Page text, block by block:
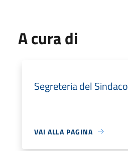
A cura di
Segreteria del Sindaco
VAI ALLA PAGINA